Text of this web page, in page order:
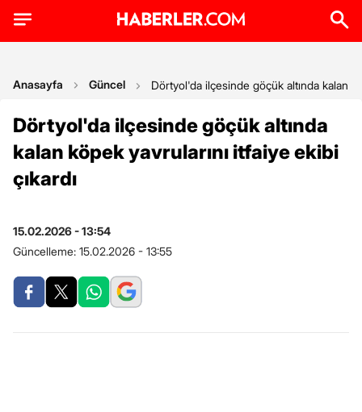
Anasayfa Güncel Dörtyol'da ilçesinde göçük altında kalan
Dörtyol'da ilçesinde göçük altında
kalan köpek yavrularını itfaiye ekibi
çıkardı
15.02.2026 - 13:54
Güncelleme: 15.02.2026 - 13:55